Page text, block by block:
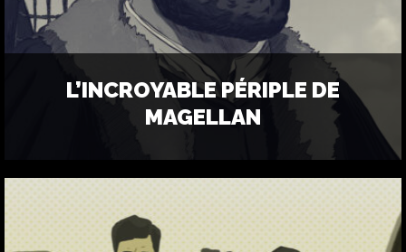
L’INCROYABLE PÉRIPLE DE
MAGELLAN